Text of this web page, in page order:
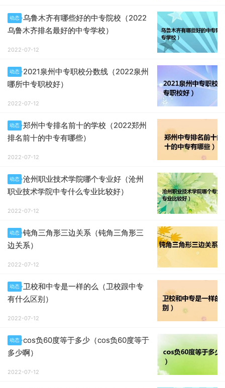
动态 乌鲁木齐有哪些好的中专院校（2022
乌鲁木齐排名最好的中专学校）
2022-07-12
动态
2021泉州中专职校分数线（2022泉州
哪所中专职校好）
2022-07-12
动态 郑州中专排名前十的学校（2022郑州
排名前十的中专有哪些）
2022-07-12
动态 沧州职业技术学院哪个专业好（沧州
职业技术学院中专什么专业比较好）
2022-07-12
动态 钝角三角形三边关系（钝角三角形三
边关系）
2022-07-12
动态
卫校和中专是一样的么（卫校跟中专
有什么区别）
2022-07-12
动态 cos负60度等于多少（cos负60度等于
多少啊）
2022-07-12